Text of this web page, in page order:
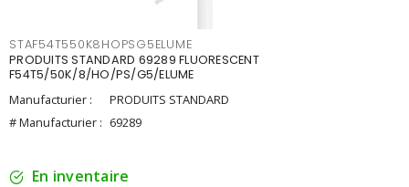
STAF54T550K8HOPSG5ELUME
PRODUITS STANDARD 69289 FLUORESCENT
F54T5/50K/8/HO/PS/G5/ELUME
Manufacturier :
PRODUITS STANDARD
# Manufacturier : 69289
En inventaire